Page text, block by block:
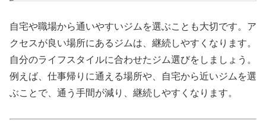
自宅や職場から通いやすいジムを選ぶことも大切です。ア
クセスが良い場所にあるジムは、継続しやすくなります。
自分のライフスタイルに合わせたジム選びをしましょう。
例えば、仕事帰りに通える場所や、自宅から近いジムを選
ぶことで、通う手間が減り、継続しやすくなります。